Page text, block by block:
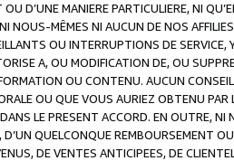
OU D’UNE MANIERE PARTICULIERE, NI
NOUS-MÊMES NI AUCUN DE NOS
OU INTERRUPTIONS DE
A, OU MODIFICATION DE, OU
OU CONTENU. AUCUN
OU QUE VOUS AURIEZ OBTENU PAR
LE PRESENT ACCORD. EN OUTRE,
QUELCONQUE REMBOURSEMENT
DE VENTES ANTICIPEES, DE